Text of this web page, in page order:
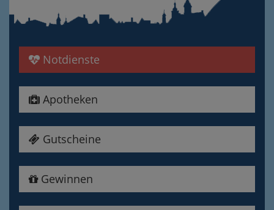
Notdienste
Apotheken
Gutscheine
Gewinnen